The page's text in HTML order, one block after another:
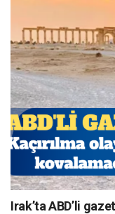
Irak’ta ABD’li